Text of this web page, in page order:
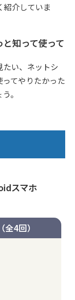
介していま
知って使って
たい、ネットシ
てやりたかった
。
スマホ
（全4回）